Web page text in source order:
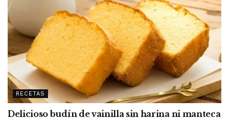
RECETAS
Delicioso budín de vainilla sin harina ni manteca